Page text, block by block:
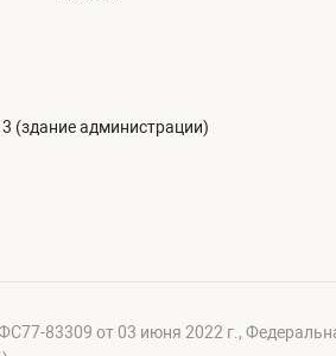
(здание администрации)
83309 от 03 июня 2022 г.,